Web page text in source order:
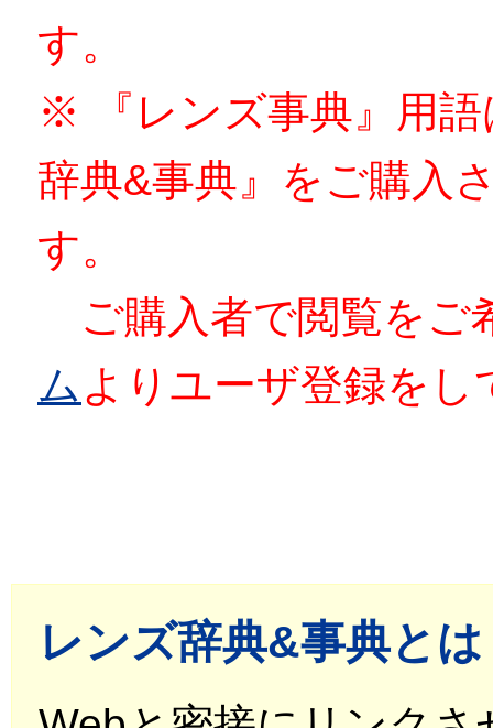
す。
※ 『レンズ事典』用
辞典&事典』をご購入
す。
ご購入者で閲覧をご
ム よりユーザ登録をし
レンズ辞典&事典と